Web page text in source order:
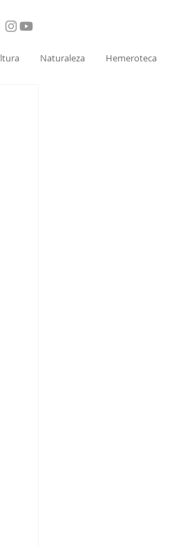
Naturaleza Hemeroteca